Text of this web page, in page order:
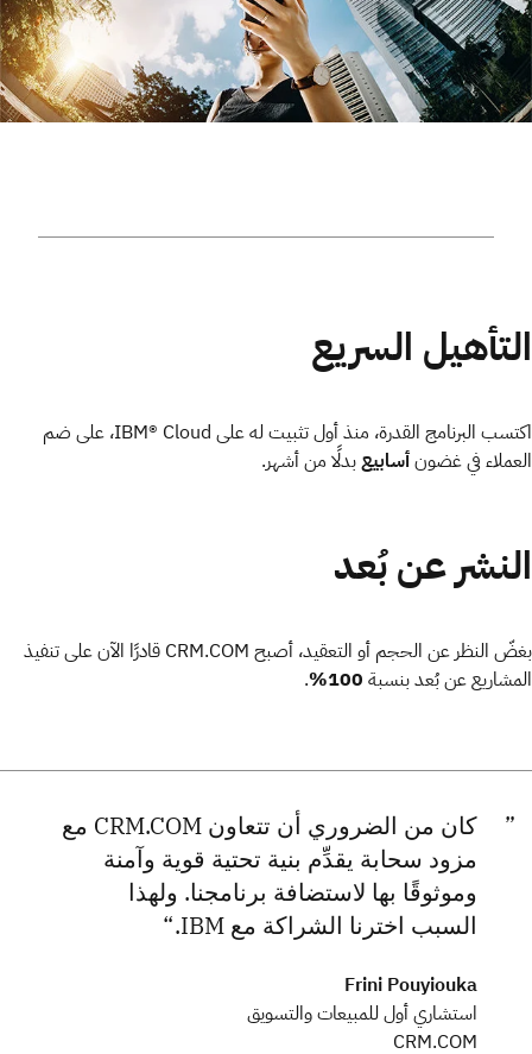
التأهيل السريع
اكتسب البرنامج القدرة، منذ أول تثبيت له على IBM® Cloud، على ضم
العملاء في غضونأسابيعبدلًا من أشهر.
النشر عن بُعد
بغضّ النظر عن الحجم أو التعقيد، أصبح CRM.COM قادرًا الآن على تنفيذ
المشاريع عن بُعد بنسبة 100%
.
كان من الضروري أن تتعاون CRM.COM مع
مزود سحابة يقدِّم بنية تحتية قوية وآمنة
وموثوقًا بها لاستضافة برنامجنا. ولهذا
السبب اخترنا الشراكة مع IBM.
Frini Pouyiouka
استشاري أول للمبيعات والتسويق
CRM.COM